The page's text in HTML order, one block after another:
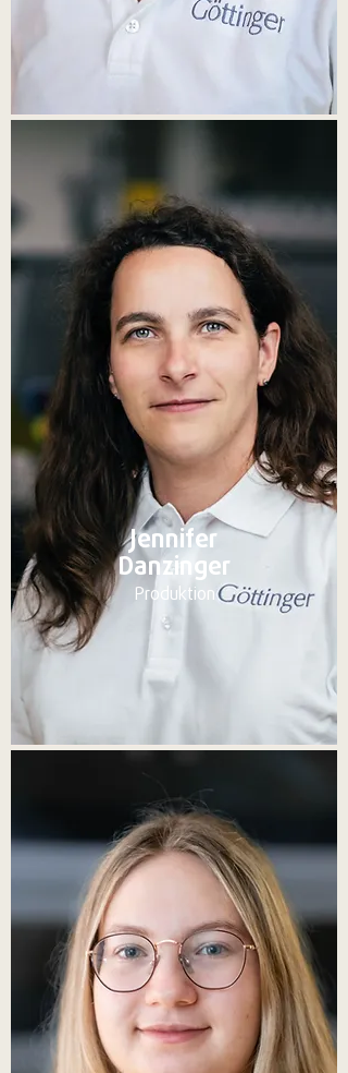
Produktion
Danzinger
Jennifer